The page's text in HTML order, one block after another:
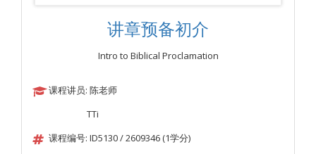
讲章预备初介
Intro to Biblical Proclamation
课程讲员: 陈老师
TTi
课程编号: ID5130 / 2609346 (1学分)